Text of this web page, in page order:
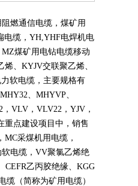
燃通信电缆，煤矿用
电缆， YH,YHF电焊机电
MZ煤矿用电钻电缆移动
烯、 KYJV交联聚乙烯、
软电缆，主要规格有
MHY32、 MHYVP、
， VLV ， VLV22 ， YJV ，
重点建设项目中，销售
MC采煤机用电缆，
电缆， VV聚氯乙烯绝
CEFR乙丙胶绝缘、 KGG
缆（简称为矿用电缆）